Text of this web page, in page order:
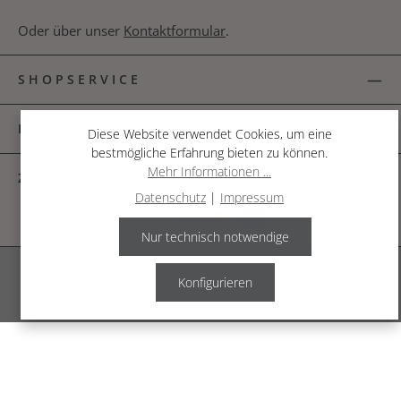
Oder über unser Kontaktformular.
SHOPSERVICE
INFORMATIONEN
ZAHLUNGSARTEN
© 2026 The Garden Shop
Diese Website verwendet Cookies, um eine
bestmögliche Erfahrung bieten zu können.
Mehr Informationen ...
Datenschutz | Impressum
Nur technisch notwendige
Konfigurieren